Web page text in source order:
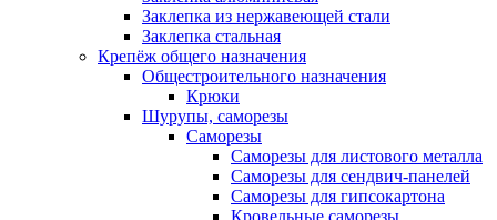
Заклепка из нержавеющей стали
Заклепка стальная
Крепёж общего назначения
Общестроительного назначения
Крюки
Шурупы, саморезы
Саморезы
Саморезы для листового металла
Саморезы для сендвич-панелей
Саморезы для гипсокартона
Кровельные саморезы